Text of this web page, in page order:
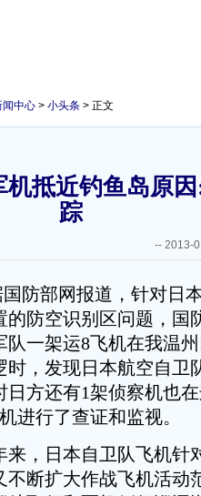
闻中心 > 小头条 > 正文
机抵近钓鱼岛原
踪
-- 2013-
部网报道，针对日
的防空识别区问题，国
队一架运8飞机在我温
时，发现日本航空自卫
方还有1架侦察机也
进行了查证和监视。
，日本自卫队飞机针
不断扩大作战飞机活动